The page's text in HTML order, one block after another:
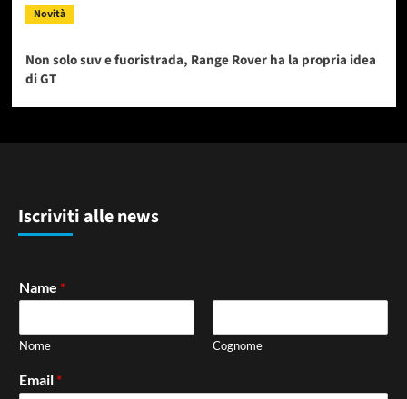
Novità
Non solo suv e fuoristrada, Range Rover ha la propria idea
di GT
Iscriviti alle news
Name *
Nome Cognome
Email *